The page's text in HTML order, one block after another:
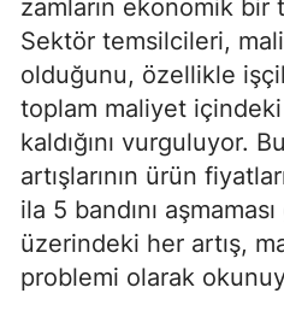
zamların ekonomik bir
Sektör temsilcileri,
olduğunu, özellikle
toplam maliyet içindeki
kaldığını vurguluyor.
artışlarının ürün
ila 5 bandını
üzerindeki her artış,
problemi olarak